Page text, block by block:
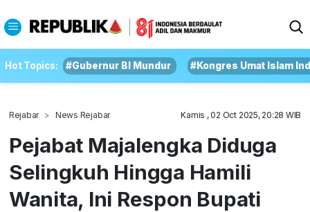
Hot Topics: #Gubernur BI Mundur #Kongres Umat Islam
Rejabar News Rejabar Kamis , 02 Oct 2025, 20:28 WIB
Pejabat Majalengka Diduga
Selingkuh Hingga Hamili
Wanita, Ini Respon Bupati